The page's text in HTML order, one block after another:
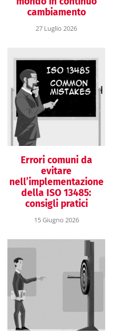
cambiamento
27 Luglio 2026
Errori comuni da
evitare
nell’implementazione
della ISO 13485:
consigli pratici
15 Giugno 2026